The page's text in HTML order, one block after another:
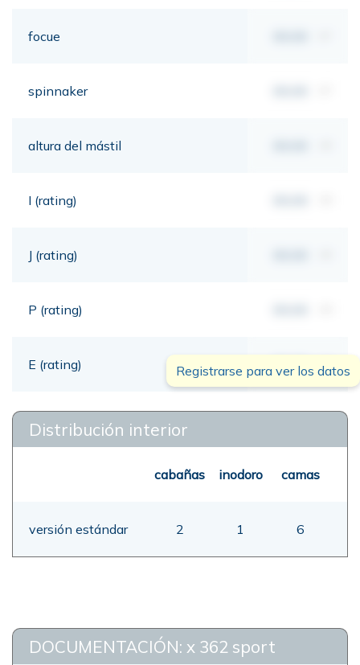
focue
spinnaker
altura del mástil
I (rating)
J (rating)
P (rating)
E (rating) 00,00 mt
Registrarse para ver los datos
Distribución interior
cabañas inodoro camas
versión estándar 2 1 6
DOCUMENTACIÓN: x 362 sport